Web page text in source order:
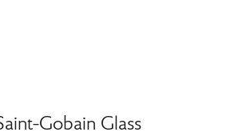
Gobain Glass